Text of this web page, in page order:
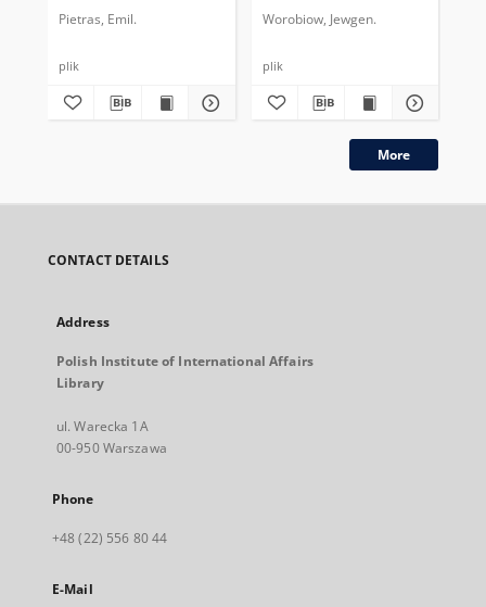
Pietras, Emil.
plik
Worobiow, Jewgen.
plik
More
CONTACT DETAILS
Address
Polish Institute of International Affairs
Library
ul. Warecka 1A
00-950 Warszawa
Phone
+48 (22) 556 80 44
E-Mail